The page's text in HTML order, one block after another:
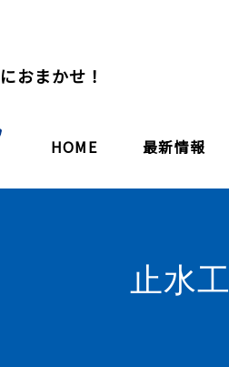
おまかせ！
HOME 最新情報
止水